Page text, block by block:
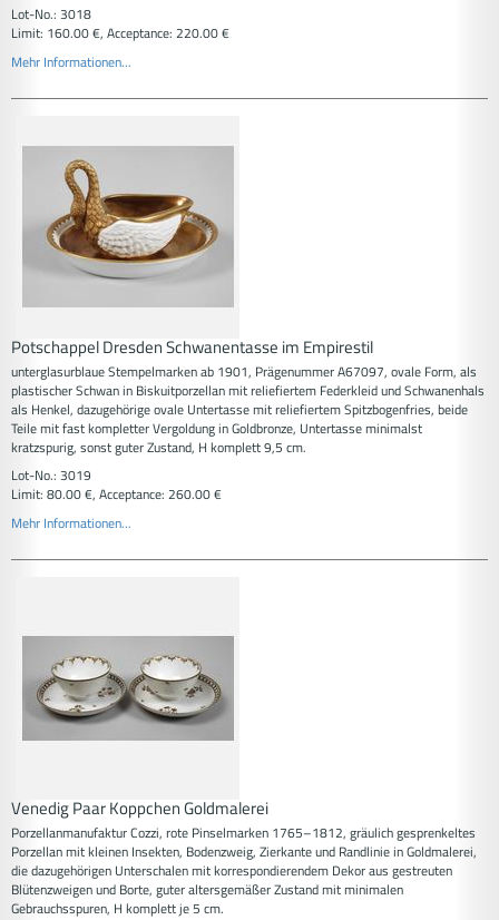
Lot-No.: 3018
Limit: 160.00 €, Acceptance: 220.00 €
Mehr Informationen...
Potschappel Dresden Schwanentasse im Empirestil
unterglasurblaue Stempelmarken ab 1901, Prägenummer A67097, ovale Form, als
plastischer Schwan in Biskuitporzellan mit reliefiertem Federkleid und Schwanenhals
als Henkel, dazugehörige ovale Untertasse mit reliefiertem Spitzbogenfries, beide
Teile mit fast kompletter Vergoldung in Goldbronze, Untertasse minimalst
kratzspurig, sonst guter Zustand, H komplett 9,5 cm.
Lot-No.: 3019
Limit: 80.00 €, Acceptance: 260.00 €
Mehr Informationen...
Venedig Paar Koppchen Goldmalerei
Porzellanmanufaktur Cozzi, rote Pinselmarken 1765–1812, gräulich gesprenkeltes
Porzellan mit kleinen Insekten, Bodenzweig, Zierkante und Randlinie in Goldmalerei,
die dazugehörigen Unterschalen mit korrespondierendem Dekor aus gestreuten
Blütenzweigen und Borte, guter altersgemäßer Zustand mit minimalen
Gebrauchsspuren, H komplett je 5 cm.